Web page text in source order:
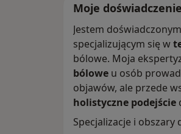
Moje doświadczenie
Jestem doświadczonym
specjalizującym się w
bólowe. Moja
bólowe u osób
objawów, ale przede
holistyczne podejście
Specjalizacje i obszary